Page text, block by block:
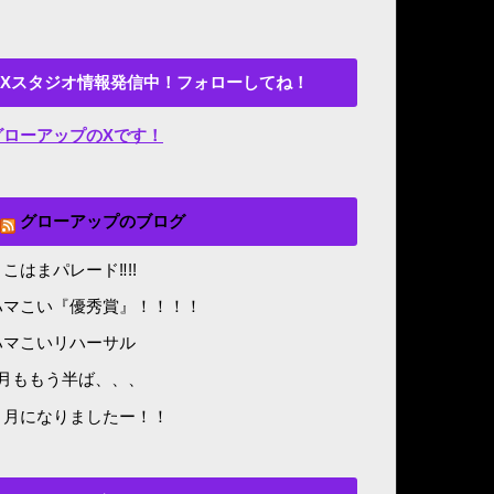
Xスタジオ情報発信中！フォローしてね！
ーアップのXです！
グローアップのブログ
こはまパレード‼︎!!
こい『優秀賞』！！！！
マこいリハーサル
ももう半ば、、、
になりましたー！！